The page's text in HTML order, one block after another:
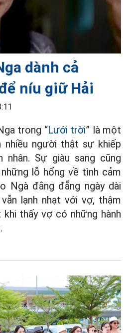
dành cả
níu giữ Hải
trong “Lưới trời” là một
nhiều người thật sự khiếp
Sự giàu sang cũng
lỗ hổng về tình cảm
Ngà đằng đẵng ngày dài
lạnh nhạt với vợ, thậm
thấy vợ có những hành